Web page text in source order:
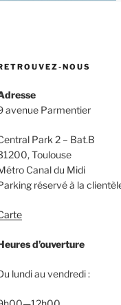
NOUS
avenue Parmentier
Park 2 – Bat.B
Toulouse
Canal du Midi
réservé à la
d’ouverture
lundi au vendredi :